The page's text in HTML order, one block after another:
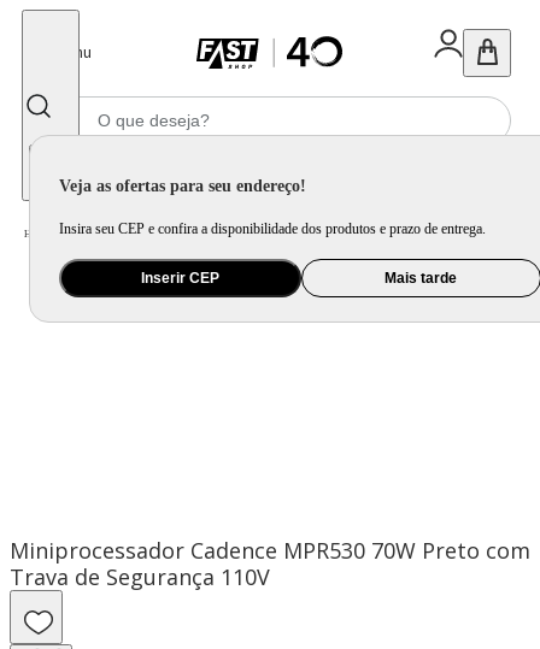
Menu
Veja as ofertas para seu endereço!
Insira seu CEP e confira a disponibilidade dos produtos e prazo de entrega.
Inserir CEP Mais tarde
Home Eletroportátil / Preparo de Alimento / Processador de Alimento
Miniprocessador Cadence MPR530 70W Preto com
Trava de Segurança 110V